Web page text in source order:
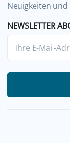
Neuigkeiten
NEWSLETTER